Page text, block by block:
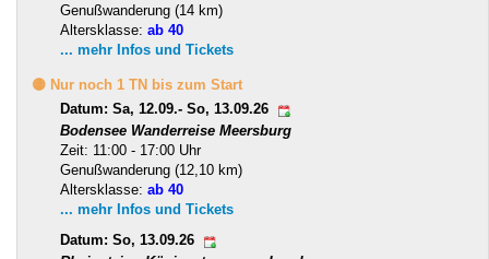
Genußwanderung (14 km)
Altersklasse: ab 40
... mehr Infos und Tickets
🟡 Nur noch 1 TN bis zum Start
Datum: Sa, 12.09.- So, 13.09.26
Bodensee Wanderreise Meersburg
Zeit: 11:00 - 17:00 Uhr
Genußwanderung (12,10 km)
Altersklasse: ab 40
... mehr Infos und Tickets
Datum: So, 13.09.26